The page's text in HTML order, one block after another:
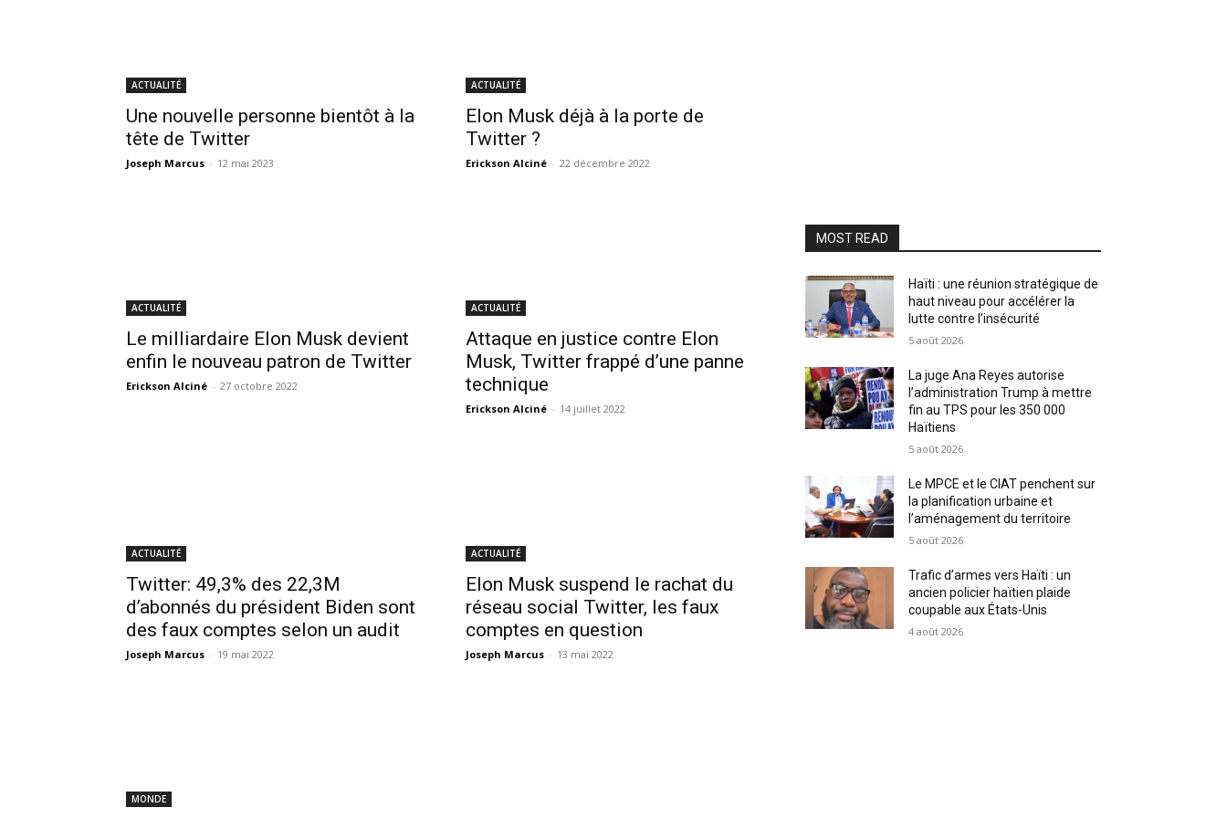
ACTUALITÉ
Une nouvelle personne bientôt à la
tête de Twitter
Joseph Marcus - 12 mai 2023
ACTUALITÉ
Elon Musk déjà à la porte de
Twitter ?
Erickson Alciné - 22 décembre 2022
ACTUALITÉ
Le milliardaire Elon Musk devient
enfin le nouveau patron de Twitter
Erickson Alciné - 27 octobre 2022
ACTUALITÉ
Attaque en justice contre Elon
Musk, Twitter frappé d’une panne
technique
Erickson Alciné - 14 juillet 2022
ACTUALITÉ
Twitter: 49,3% des 22,3M
d’abonnés du président Biden sont
des faux comptes selon un audit
Joseph Marcus - 19 mai 2022
ACTUALITÉ
Elon Musk suspend le rachat du
réseau social Twitter, les faux
comptes en question
Joseph Marcus - 13 mai 2022
MONDE
MOST READ
Haïti : une réunion stratégique de
haut niveau pour accélérer la
lutte contre l’insécurité
5 août 2026
La juge Ana Reyes autorise
l’administration Trump à mettre
fin au TPS pour les 350 000
Haïtiens
5 août 2026
Le MPCE et le CIAT penchent sur
la planification urbaine et
l’aménagement du territoire
5 août 2026
Trafic d’armes vers Haïti : un
ancien policier haïtien plaide
coupable aux États-Unis
4 août 2026